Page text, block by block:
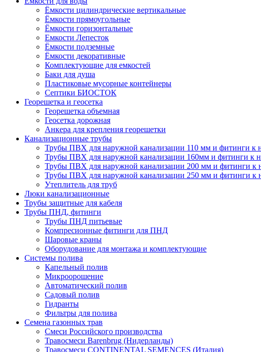
Ёмкости цилиндрические вертикальные
Ёмкости прямоугольные
Ёмкости горизонтальные
Емкости Лепесток
Ёмкости подземные
Ёмкости декоративные
Комплектующие для емкостей
Баки для душа
Пластиковые мусорные контейнеры
Септики БИОСТОК
Георешетка и геосетка
Георешетка объемная
Геосетка дорожная
Анкера для крепления георешетки
Канализационные трубы
Трубы ПВХ для наружной канализации 110 мм и фитинги к
Трубы ПВХ для наружной канализации 160мм и фитинги к
Трубы ПВХ для наружной канализации 200 мм и фитинги к
Трубы ПВХ для наружной канализации 250 мм и фитинги к
Утеплитель для труб
Люки канализационные
Трубы защитные для кабеля
Трубы ПНД, фитинги
Трубы ПНД питьевые
Компресионные фитинги для ПНД
Шаровые краны
Оборудование для монтажа и комплектующие
Системы полива
Капельный полив
Микроорошение
Автоматический полив
Садовый полив
Гидранты
Фильтры для полива
Семена газонных трав
Смеси Российского производства
Травосмеси Barenbrug (Нидерланды)
Травосмеси CONTINENTAL SEMENCES (Италия)